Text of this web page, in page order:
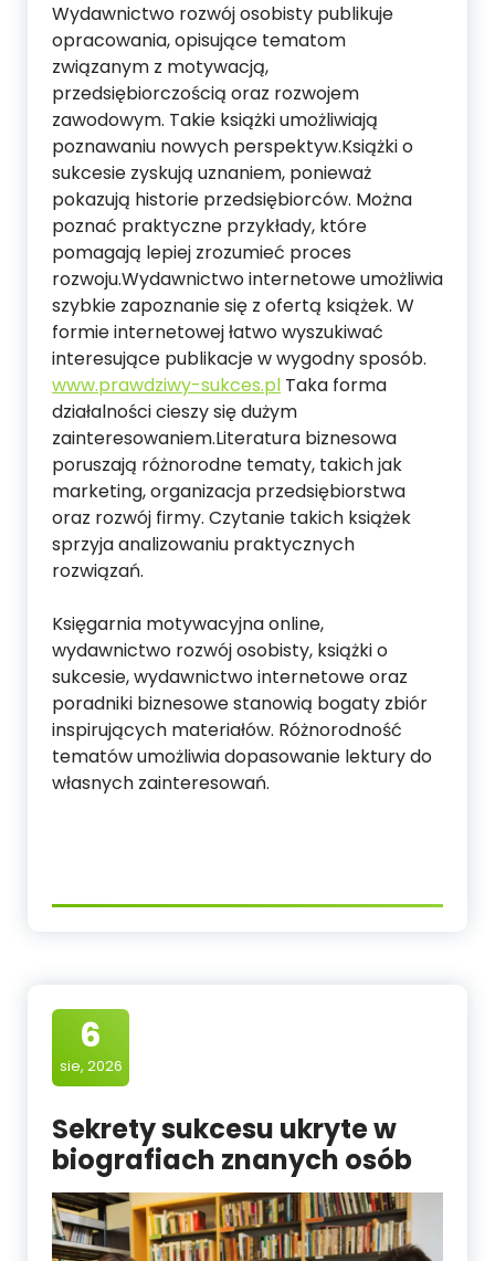
Wydawnictwo rozwój osobisty publikuje
opracowania, opisujące tematom
związanym z motywacją,
przedsiębiorczością oraz rozwojem
zawodowym. Takie książki umożliwiają
poznawaniu nowych perspektyw.Książki o
sukcesie zyskują uznaniem, ponieważ
pokazują historie przedsiębiorców. Można
poznać praktyczne przykłady, które
pomagają lepiej zrozumieć proces
rozwoju.Wydawnictwo internetowe umożliwia
szybkie zapoznanie się z ofertą książek. W
formie internetowej łatwo wyszukiwać
interesujące publikacje w wygodny sposób.
www.prawdziwy-sukces.pl Taka forma
działalności cieszy się dużym
zainteresowaniem.Literatura biznesowa
poruszają różnorodne tematy, takich jak
marketing, organizacja przedsiębiorstwa
oraz rozwój firmy. Czytanie takich książek
sprzyja analizowaniu praktycznych
rozwiązań.
Księgarnia motywacyjna online,
wydawnictwo rozwój osobisty, książki o
sukcesie, wydawnictwo internetowe oraz
poradniki biznesowe stanowią bogaty zbiór
inspirujących materiałów. Różnorodność
tematów umożliwia dopasowanie lektury do
własnych zainteresowań.
6
sie, 2026
Sekrety sukcesu ukryte w
biografiach znanych osób